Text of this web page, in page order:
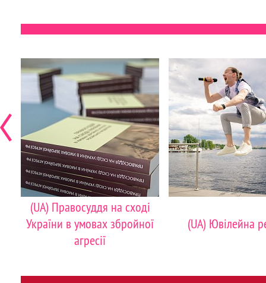
(UA) Правосуддя на сході
України в умовах збройної
агресії
(UA) Ювілейна